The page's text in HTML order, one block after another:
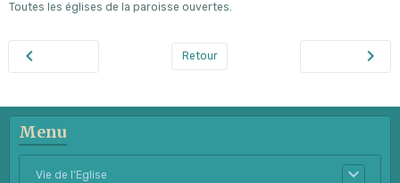
Toutes les églises de la paroisse ouvertes.
Retour
Menu
Vie de l'Eglise